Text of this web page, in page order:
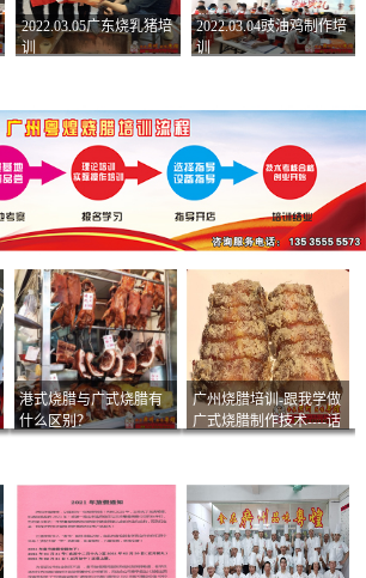
2022.03.05广东烧乳猪培
训
2022.03.04豉油鸡制作培
训
港式烧腊与广式烧腊有
什么区别？
广州烧腊培训-跟我学做
广式烧腊制作技术----话